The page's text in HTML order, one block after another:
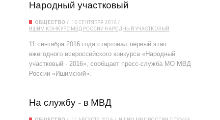
Народный участковый
ОБЩЕСТВО
16 СЕНТЯБРЯ 2016
ИШИМ КОНКУРС МВД РОССИИ НАРОДНЫЙ УЧАСТКОВЫЙ
11 сентября 2016 года стартовал первый этап
ежегодного всероссийского конкурса «Народный
участковый - 2016», сообщает пресс-служба МО МВД
России «Ишимский».
На службу - в МВД